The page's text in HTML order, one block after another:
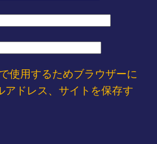
使用するためブラウザーに
アドレス、サイトを保存す